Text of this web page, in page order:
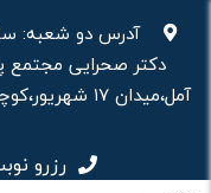
محتوا
آدرس دو شعبه:
آمل،میدان
رزرو